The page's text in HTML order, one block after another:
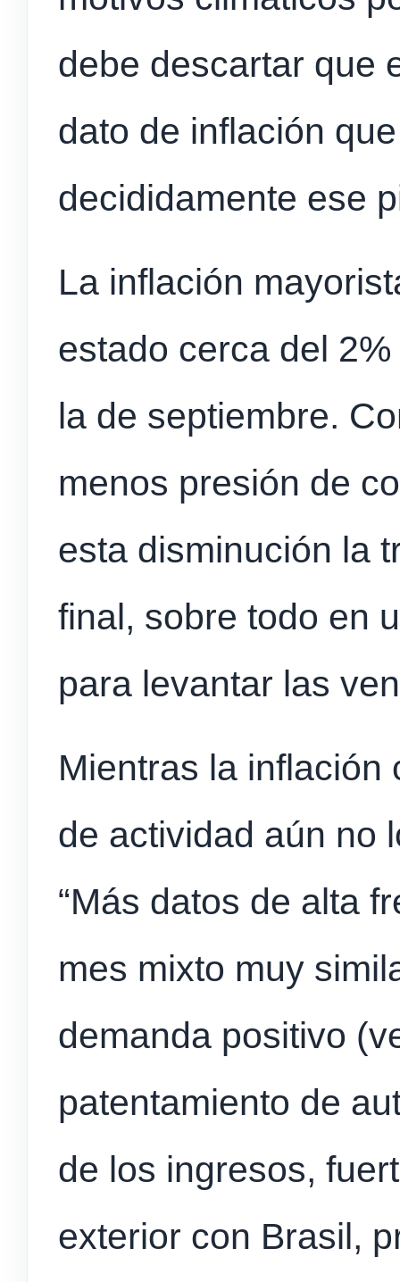
debe descartar que
dato de inflación
decididamente ese
La inflación
estado cerca del
la de septiembre.
menos presión de
esta disminución la
final, sobre todo en
para levantar las
Mientras la inflación
de actividad aún no
“Más datos de alta
mes mixto muy
demanda positivo
patentamiento de
de los ingresos,
exterior con Brasil,